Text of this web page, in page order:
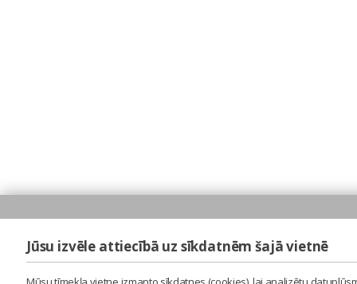
Jūsu izvēle attiecībā uz sīkdatnēm šajā vietnē